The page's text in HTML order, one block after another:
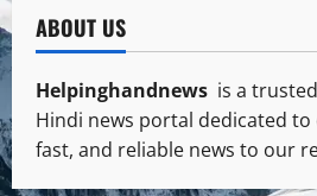
ABOUT US
Helpinghandnews is a
Hindi news portal dedicated
fast, and reliable news to our